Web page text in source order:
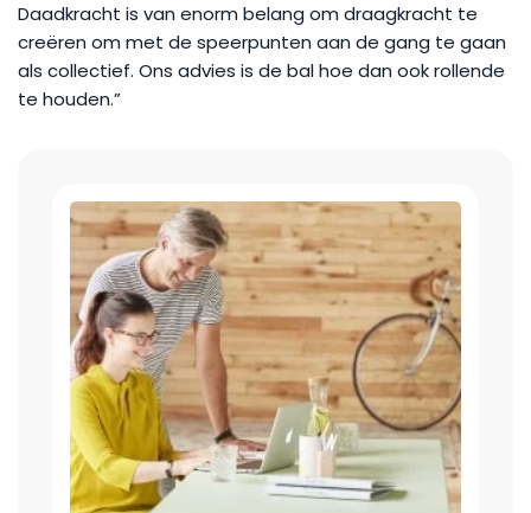
Daadkracht is van enorm belang om draagkracht te
creëren om met de speerpunten aan de gang te gaan
als collectief. Ons advies is de bal hoe dan ook rollende
te houden.”